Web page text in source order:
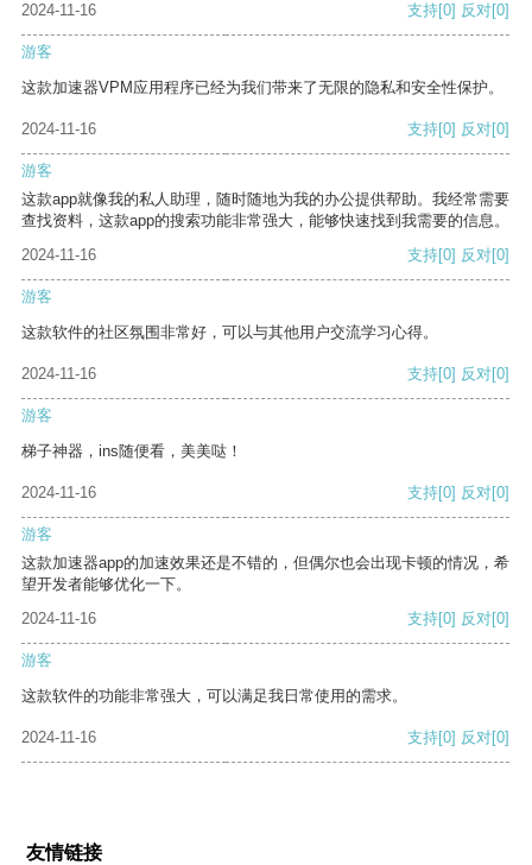
2024-11-16 支持[0] 反对[0]
游客
这款加速器VPM应用程序已经为我们带来了无限的隐私和安全性保护。
2024-11-16 支持[0] 反对[0]
游客
这款app就像我的私人助理，随时随地为我的办公提供帮助。我经常需要
查找资料，这款app的搜索功能非常强大，能够快速找到我需要的信息。
2024-11-16
支持[0] 反对[0]
游客
这款软件的社区氛围非常好，可以与其他用户交流学习心得。
2024-11-16 支持[0] 反对[0]
游客
梯子神器，ins随便看，美美哒！
2024-11-16 支持[0] 反对[0]
游客
这款加速器app的加速效果还是不错的，但偶尔也会出现卡顿的情况，希
望开发者能够优化一下。
2024-11-16
支持[0] 反对[0]
游客
这款软件的功能非常强大，可以满足我日常使用的需求。
2024-11-16 支持[0] 反对[0]
友情链接